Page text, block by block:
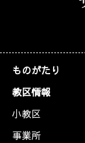
ものがたり
教区情報
小教区
事業所